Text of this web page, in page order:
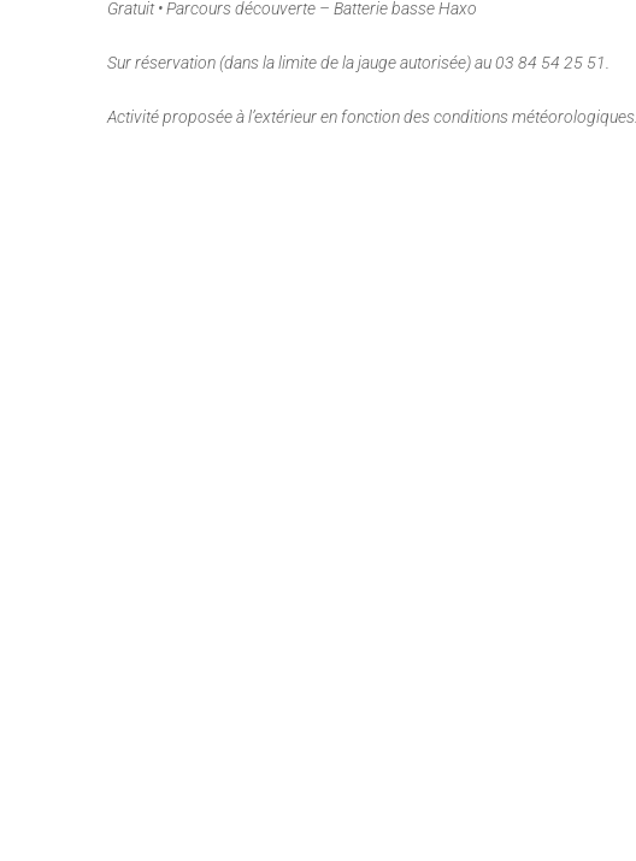
Gratuit • Parcours découverte – Batterie basse Haxo
Sur réservation (dans la limite de la jauge autorisée) au 03 84 54 25 51.
Activité proposée à l’extérieur en fonction des conditions météorologiques.